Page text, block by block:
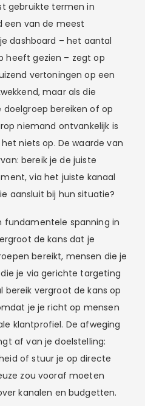
gebruikte termen in
een van de meest
dashboard – het aantal
heeft gezien – zegt op
vertoningen op een
maar als die
bereiken of op
niemand ontvankelijk is
niets op. De waarde van
bereik je de juiste
via het juiste kanaal
aansluit bij hun situatie?
fundamentele spanning in
de kans dat je
bereikt, mensen die je
je via gerichte targeting
bereik vergroot de kans op
je je richt op mensen
klantprofiel. De afweging
af van je doelstelling:
of stuur je op directe
zou vooraf moeten
kanalen en budgetten.